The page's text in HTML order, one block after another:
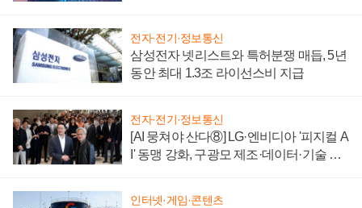
전자·전기·정보통신
삼성전자 넷리스트와 특허분쟁 매듭, 5년
동안 최대 1.3조 라이선스비 지급
전자·전기·정보통신
[AI 뭉쳐야 산다⑧] LG·엔비디아 '피지컬 A
I' 동맹 강화, 구광모 제조·데이터·기술 결
인터넷·게임·콘텐츠